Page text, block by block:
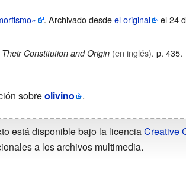
. Archivado desdeel original el 24
Constitution and Origin (en inglés). p. 435.
sobreolivino .
está disponible bajo la licenciaCreative
a los archivos multimedia.